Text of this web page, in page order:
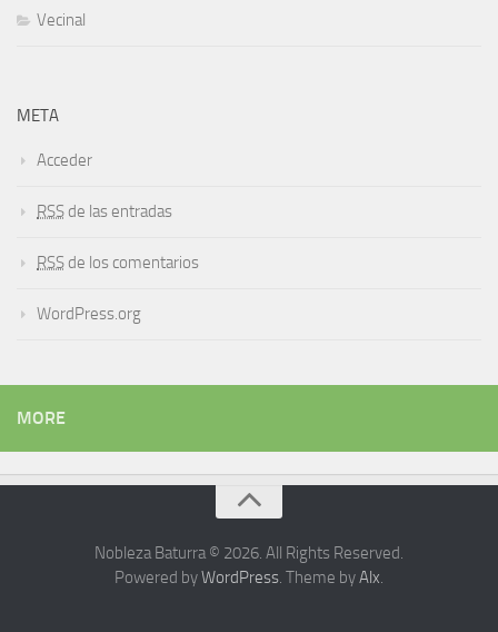
Vecinal
META
Acceder
RSS de las entradas
RSS de los comentarios
WordPress.org
MORE
Nobleza Baturra © 2026. All Rights Reserved.
Powered byWordPress. Theme byAlx.